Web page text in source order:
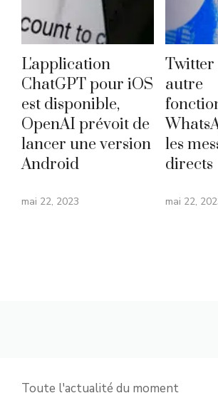
L'application
ChatGPT pour iOS
est disponible,
OpenAI prévoit de
lancer une version
Android
mai 22, 2023
Twitter
autre
les
directs
mai 22,
Toute l'actualité du moment